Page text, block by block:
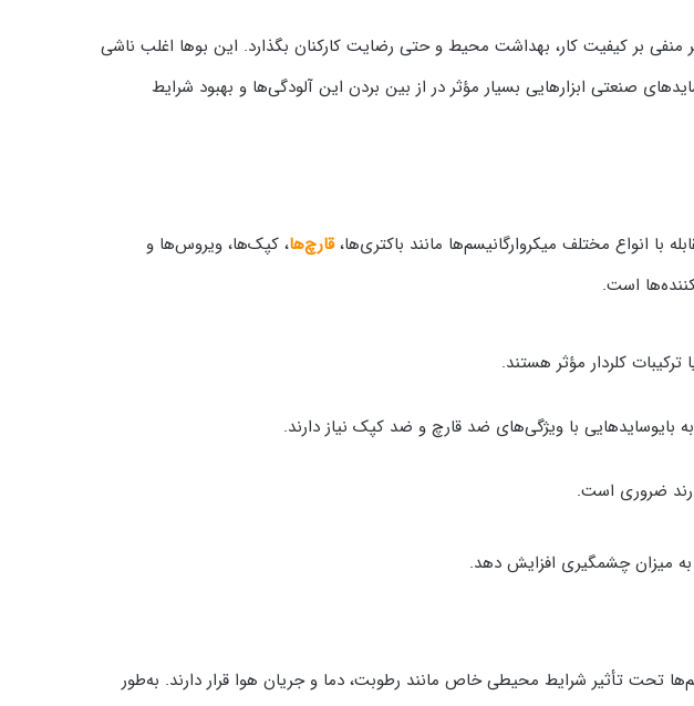
بر کیفیت کار، بهداشت محیط و حتی رضایت کارکنان بگذارد. این بوها اغلب ناشی
صنعتی ابزارهایی بسیار مؤثر در از بین بردن این آلودگی‌ها و بهبود شرایط
با انواع مختلف میکروارگانیسم‌ها مانند باکتری‌ها،قارچ‌ها، کپک‌ها، ویروس‌ها و
است.
کلردار مؤثر هستند.
با ویژگی‌های ضد قارچ و ضد کپک نیاز دارند.
ضروری است.
به میزان چشمگیری افزایش دهد.
تحت تأثیر شرایط محیطی خاص مانند رطوبت، دما و جریان هوا قرار دارند. به‌طور